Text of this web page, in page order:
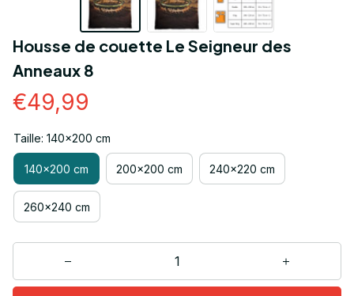
Housse de couette Le Seigneur des
Anneaux 8
€49,99
Taille: 140x200 cm
140x200 cm 200x200 cm 240x220 cm
260x240 cm